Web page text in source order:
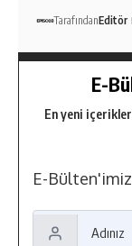
TarafındanEditör
E-
En yeni
E-